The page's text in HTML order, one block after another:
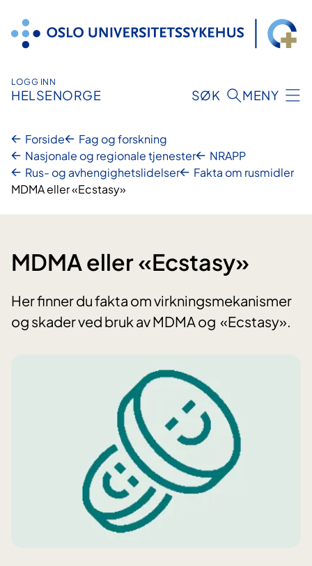
innhold
LOGG INN
HELSENORGE SØK MENY
Forside
Fag og forskning
Nasjonale og regionale tjenester
NRAPP
Rus- og avhengighetslidelser
Fakta om rusmidler
MDMA eller «Ecstasy»
MDMA eller «Ecstasy»
Her finner du fakta om virkningsmekanismer
og skader ved bruk av MDMA og «Ecstasy».